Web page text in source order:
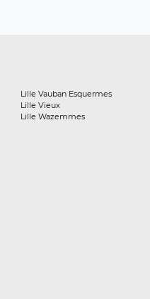
Lille Vauban Esquermes
Lille Vieux
Lille Wazemmes